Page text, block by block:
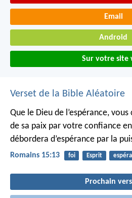
Email
Android
Sur votre site
Verset de la Bible Aléatoire
Que le Dieu de l’espérance,
de sa paix par votre confiance
débordera d’espérance par la
Romains 15:13 foi Esprit
Prochain